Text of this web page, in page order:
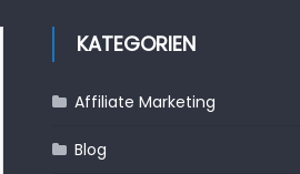
KATEGORIEN
Affiliate Marketing
Blog